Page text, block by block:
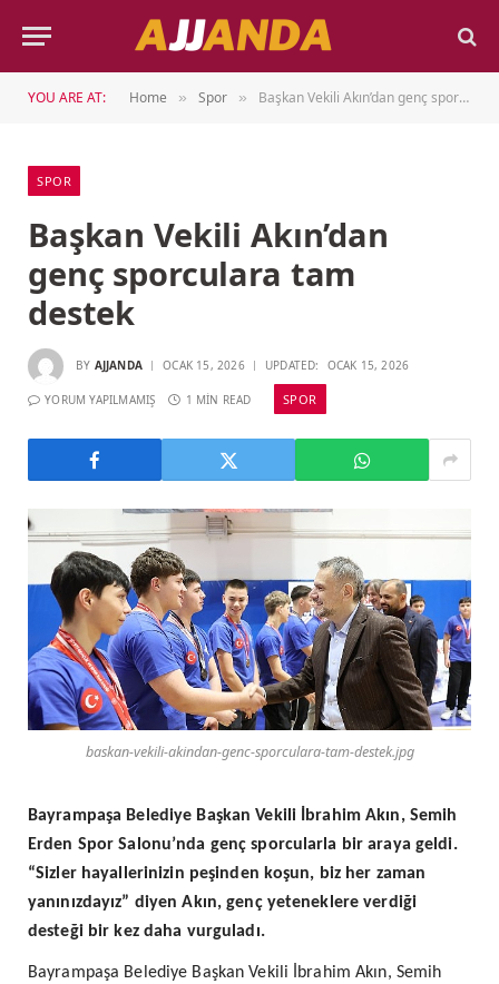
YOU ARE AT: Home » Spor » Başkan Vekili Akın’dan genç sporculara tam destek
SPOR
Başkan Vekili Akın’dan
genç sporculara tam
destek
BY AJJANDA OCAK 15, 2026 UPDATED: OCAK 15, 2026
YORUM YAPILMAMIŞ 1 MIN READ SPOR
baskan-vekili-akindan-genc-sporculara-tam-destek.jpg
Bayrampaşa Belediye Başkan Vekili İbrahim Akın, Semih
Erden Spor Salonu’nda genç sporcularla bir araya geldi.
“Sizler hayallerinizin peşinden koşun, biz her zaman
yanınızdayız” diyen Akın, genç yeteneklere verdiği
desteği bir kez daha vurguladı.
Bayrampaşa Belediye Başkan Vekili İbrahim Akın, Semih